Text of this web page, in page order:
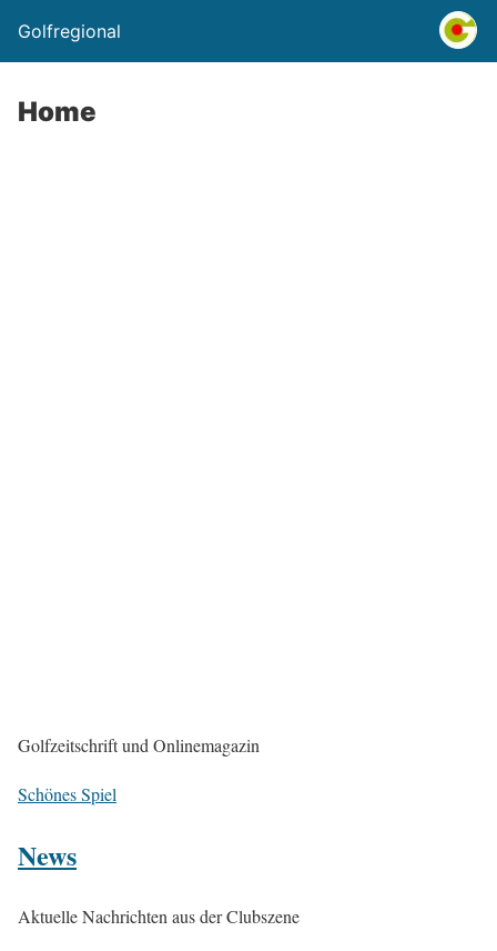
Golfregional
Home
Golfzeitschrift und Onlinemagazin
Schönes Spiel
News
Aktuelle Nachrichten aus der Clubszene